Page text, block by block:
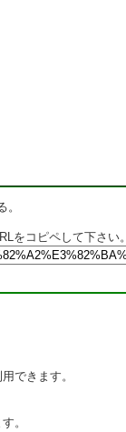
。
をコピペして下さい。
できます。
。